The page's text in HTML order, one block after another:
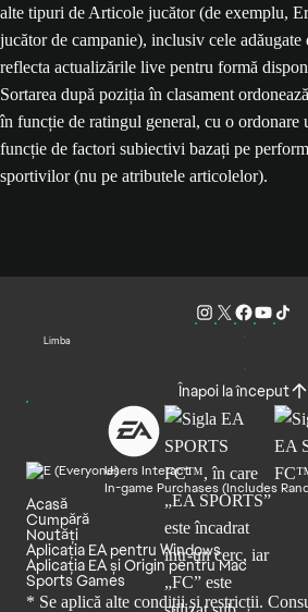
alte tipuri de Articole jucător (de exemplu,
jucător de campanie), inclusiv cele
reflecta actualizările live pentru formă
Sortarea după poziția în clasament
în funcție de ratingul general, cu o ordonare
funcție de factori subiectivi bazați pe
sportivilor (nu pe atributele articolelor).
Limba
Înapoi la început
Users Interact
In-game Purchases (Includes
Acasă
Cumpără
Noutăți
Aplicația EA pentru Windows
Aplicația EA și Origin pentru Mac
Sports Games
* Se aplică alte condiții și restricții.